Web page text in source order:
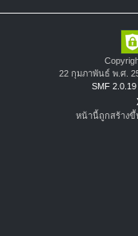
22 กุมภาพันธ์ พ.ศ.
SMF 2.0.19
หน้านี้ถูกสร้างขึ้